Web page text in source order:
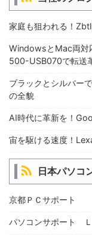
家庭も狙われる！
WindowsとMac両対
500-USB070で転送
ブラックとシルバー
の全貌
AI時代に革新を！
宙を駆ける速度！
日本パソコ
京都ＰＣサポート
パソコンサポート Ｌ